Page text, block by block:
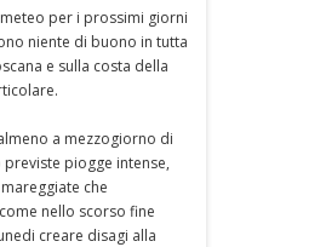
per i prossimi giorni
niente di buono in tutta
e sulla costa della
a mezzogiorno di
piogge intense,
che
nello scorso fine
creare disagi alla